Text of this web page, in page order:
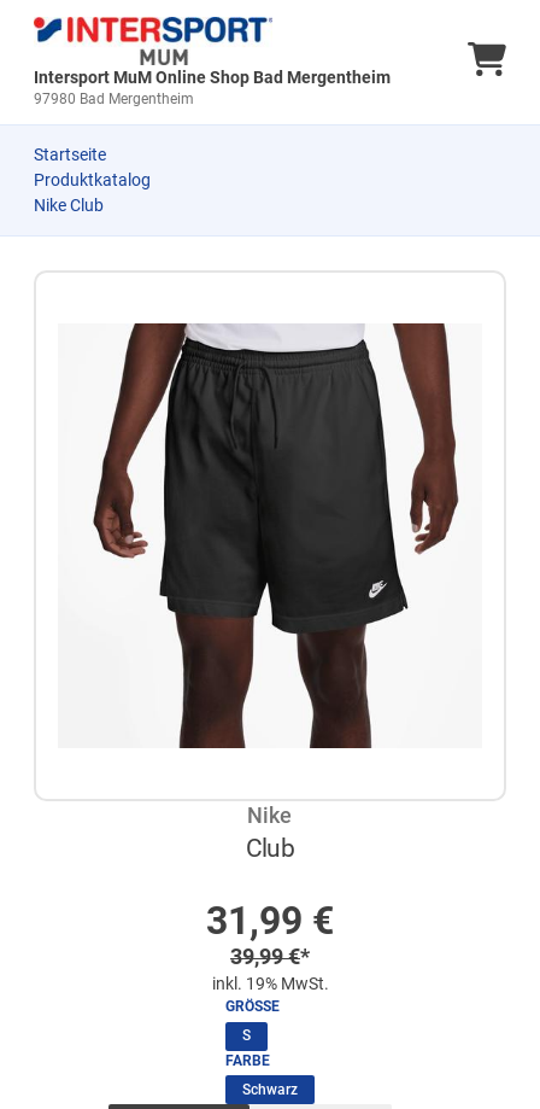
Intersport MuM Online Shop Bad Mergentheim
97980 Bad Mergentheim
Startseite
Produktkatalog
Nike Club
Nike
Club
Sonderpreis
31,99 €
Regulärer Preis
39,99€*
inkl. 19% MwSt.
GRÖSSE
S(ausgewählt)
FARBE
Schwarz(ausgewählt)